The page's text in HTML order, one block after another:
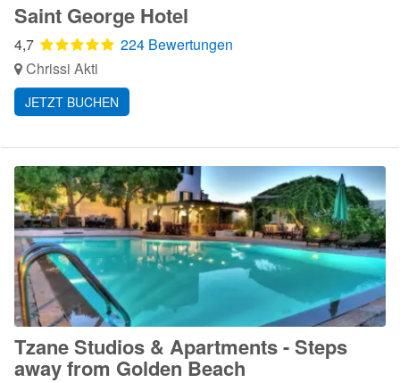
Saint George Hotel
4,7
224 Bewertungen
Chrissi Akti
JETZT BUCHEN
Tzane Studios & Apartments - Steps
away from Golden Beach